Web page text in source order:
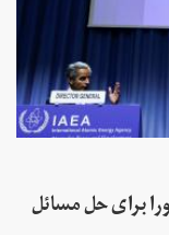
برای حل مسائل